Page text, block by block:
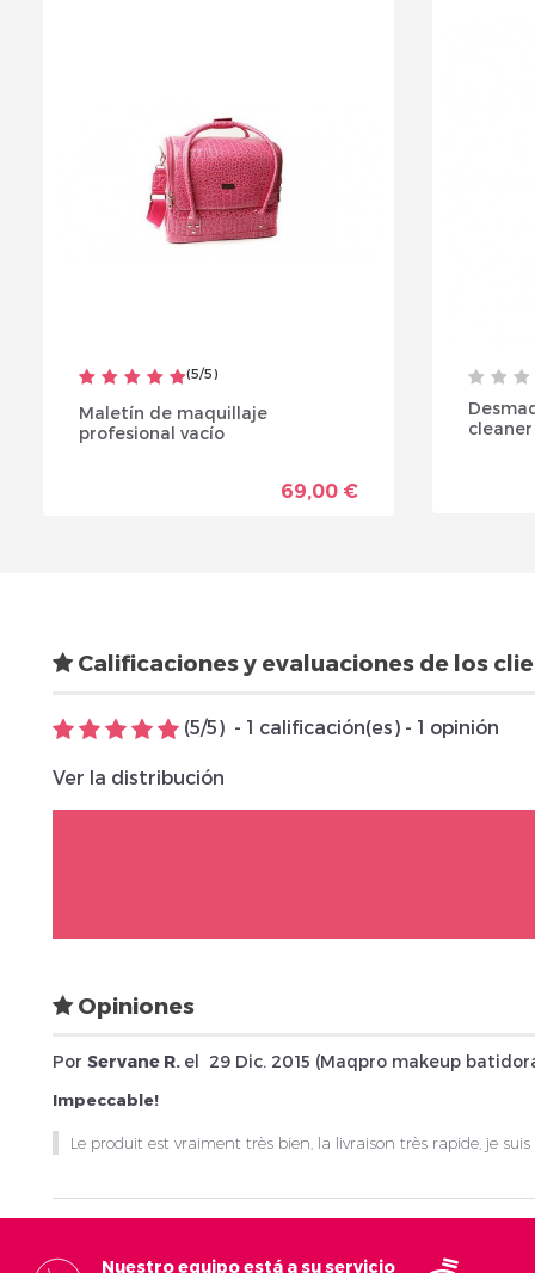
(5/5)
Maletín de maquillaje
profesional vacío
69,00 €
Calificaciones y evaluaciones de los
(5/5) - 1 calificación(es) - 1 opinión
Ver la distribución
Opiniones
Por Servane R. el 29 Dic. 2015 (Maqpro makeup
Impeccable!
Le produit est vraiment très bien, la livraison très rapide, je suis
Nuestro equipo está a su servicio